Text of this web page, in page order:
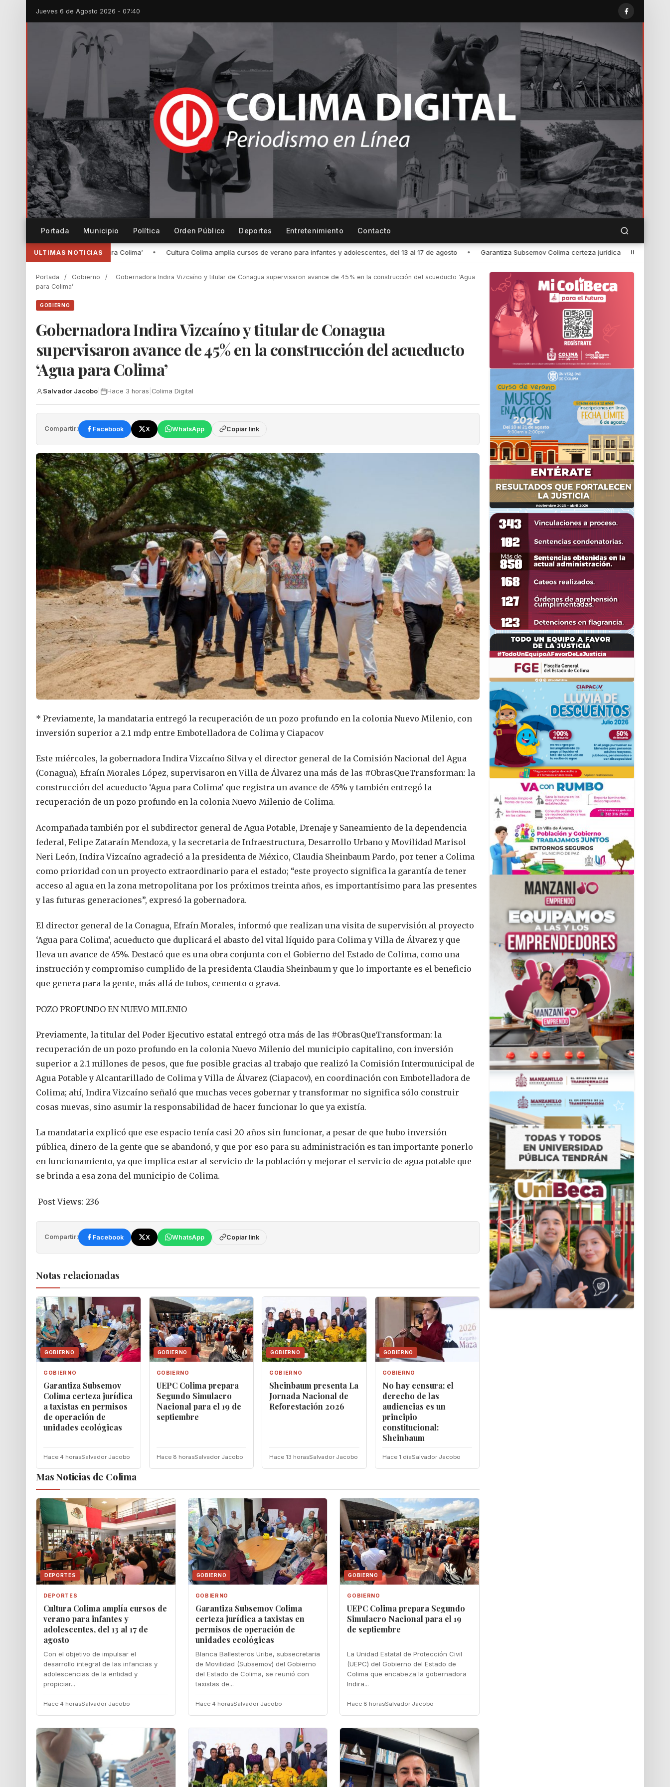
Jueves 6 de Agosto 2026 - 07:40
Portada Municipio Política Orden Público Deportes Entretenimiento Contacto
ULTIMAS NOTICIAS
Cultura Colima amplía cursos de verano para infantes y adolescentes, del 13 al 17 de agosto • Garantiza Subsemov Colima certeza jurídica a taxistas en permisos de operación de unidades
Portada / Gobierno /
Gobernadora Indira Vizcaíno y titular de Conagua supervisaron avance de 45% en la construcción del acueducto ‘Agua
para Colima’
GOBIERNO
Gobernadora Indira Vizcaíno y titular de Conagua
supervisaron avance de 45% en la construcción del acueducto
‘Agua para Colima’
Salvador Jacobo Hace 3 horas Colima Digital
Compartir: Facebook X WhatsApp Copiar link
* Previamente, la mandataria entregó la recuperación de un pozo profundo en la colonia Nuevo Milenio, con
inversión superior a 2.1 mdp entre Embotelladora de Colima y Ciapacov
Este miércoles, la gobernadora Indira Vizcaíno Silva y el director general de la Comisión Nacional del Agua
(Conagua), Efraín Morales López, supervisaron en Villa de Álvarez una más de las #ObrasQueTransforman: la
construcción del acueducto ‘Agua para Colima’ que registra un avance de 45% y también entregó la
recuperación de un pozo profundo en la colonia Nuevo Milenio de Colima.
Acompañada también por el subdirector general de Agua Potable, Drenaje y Saneamiento de la dependencia
federal, Felipe Zataraín Mendoza, y la secretaria de Infraestructura, Desarrollo Urbano y Movilidad Marisol
Neri León, Indira Vizcaíno agradeció a la presidenta de México, Claudia Sheinbaum Pardo, por tener a Colima
como prioridad con un proyecto extraordinario para el estado; “este proyecto significa la garantía de tener
acceso al agua en la zona metropolitana por los próximos treinta años, es importantísimo para las presentes
y las futuras generaciones”, expresó la gobernadora.
El director general de la Conagua, Efraín Morales, informó que realizan una visita de supervisión al proyecto
‘Agua para Colima’, acueducto que duplicará el abasto del vital líquido para Colima y Villa de Álvarez y que
lleva un avance de 45%. Destacó que es una obra conjunta con el Gobierno del Estado de Colima, como una
instrucción y compromiso cumplido de la presidenta Claudia Sheinbaum y que lo importante es el beneficio
que genera para la gente, más allá de tubos, cemento o grava.
POZO PROFUNDO EN NUEVO MILENIO
Previamente, la titular del Poder Ejecutivo estatal entregó otra más de las #ObrasQueTransforman: la
recuperación de un pozo profundo en la colonia Nuevo Milenio del municipio capitalino, con inversión
superior a 2.1 millones de pesos, que fue posible gracias al trabajo que realizó la Comisión Intermunicipal de
Agua Potable y Alcantarillado de Colima y Villa de Álvarez (Ciapacov), en coordinación con Embotelladora de
Colima; ahí, Indira Vizcaíno señaló que muchas veces gobernar y transformar no significa sólo construir
cosas nuevas, sino asumir la responsabilidad de hacer funcionar lo que ya existía.
La mandataria explicó que ese espacio tenía casi 20 años sin funcionar, a pesar de que hubo inversión
pública, dinero de la gente que se abandonó, y que por eso para su administración es tan importante ponerlo
en funcionamiento, ya que implica estar al servicio de la población y mejorar el servicio de agua potable que
se brinda a esa zona del municipio de Colima.
Post Views: 236
Compartir: Facebook X WhatsApp Copiar link
Notas relacionadas
GOBIERNO
GOBIERNO
Garantiza Subsemov
Colima certeza jurídica
a taxistas en permisos
de operación de
unidades ecológicas
Hace 4 horasSalvador Jacobo
GOBIERNO
GOBIERNO
UEPC Colima prepara
Segundo Simulacro
Nacional para el 19 de
septiembre
Hace 8 horasSalvador Jacobo
GOBIERNO
GOBIERNO
Sheinbaum presenta La
Jornada Nacional de
Reforestación 2026
Hace 13 horasSalvador Jacobo
GOBIERNO
GOBIERNO
No hay censura; el
derecho de las
audiencias es un
principio
constitucional:
Sheinbaum
Hace 1 diaSalvador Jacobo
Mas Noticias de Colima
DEPORTES
DEPORTES
Cultura Colima amplía cursos de
verano para infantes y
adolescentes, del 13 al 17 de
agosto
Con el objetivo de impulsar el
desarrollo integral de las infancias y
adolescencias de la entidad y
propiciar...
Hace 4 horasSalvador Jacobo
GOBIERNO
GOBIERNO
Garantiza Subsemov Colima
certeza jurídica a taxistas en
permisos de operación de
unidades ecológicas
Blanca Ballesteros Uribe, subsecretaria
de Movilidad (Subsemov) del Gobierno
del Estado de Colima, se reunió con
taxistas de...
Hace 4 horasSalvador Jacobo
GOBIERNO
GOBIERNO
UEPC Colima prepara Segundo
Simulacro Nacional para el 19
de septiembre
La Unidad Estatal de Protección Civil
(UEPC) del Gobierno del Estado de
Colima que encabeza la gobernadora
Indira...
Hace 8 horasSalvador Jacobo